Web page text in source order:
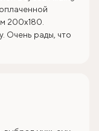
200х180.
Очень рады, что